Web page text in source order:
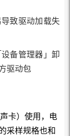
致驱动加载失
备管理器」卸
驱动包
卡）使用，电
采样规格也和